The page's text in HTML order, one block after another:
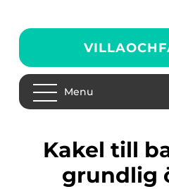
Menu
Kakel till badrum: en
grundlig